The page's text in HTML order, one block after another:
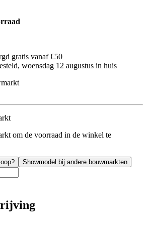
gratis vanaf €50
woensdag 12 augustus in huis
om de voorraad in de winkel te
Showmodel bij andere bouwmarkten